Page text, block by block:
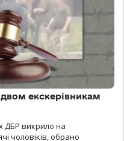
екскерівникам
ДБР викрило на
чоловіків, обрано